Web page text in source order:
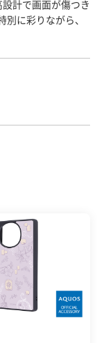
計で画面が傷つき
に彩りながら、